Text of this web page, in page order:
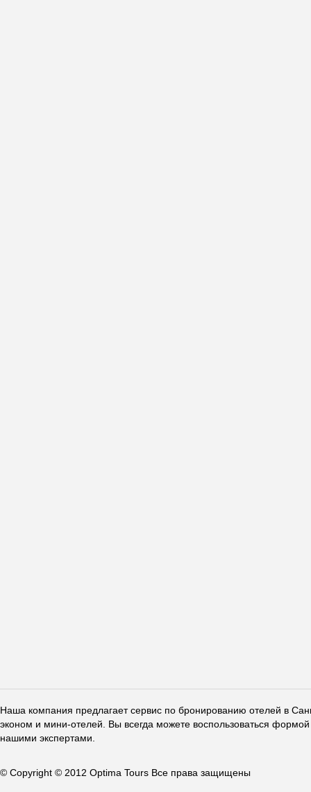
Наша компания предлагает сервис по бронированию отелей в
эконом и мини-отелей. Вы всегда можете воспользоваться
нашими экспертами.
© Copyright © 2012 Optima Tours Все права защищены